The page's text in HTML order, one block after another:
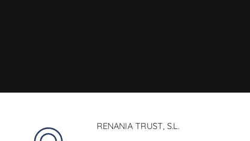
RENANIA TRUST, S.L.